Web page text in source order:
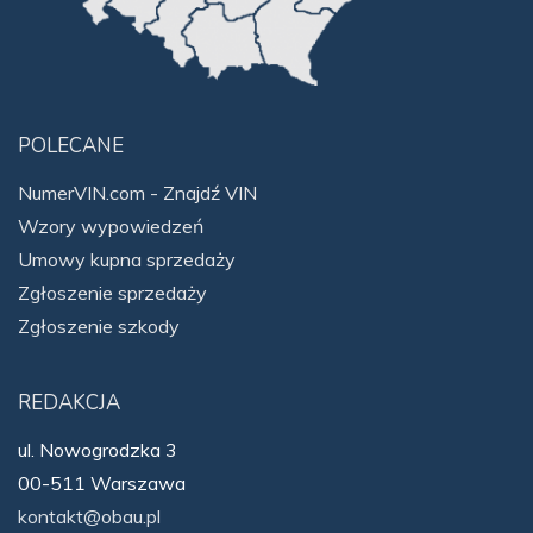
POLECANE
NumerVIN.com - Znajdź VIN
Wzory wypowiedzeń
Umowy kupna sprzedaży
Zgłoszenie sprzedaży
Zgłoszenie szkody
REDAKCJA
ul. Nowogrodzka 3
00-511 Warszawa
kontakt@obau.pl